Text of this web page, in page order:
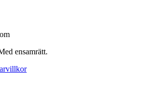
ensamrätt.